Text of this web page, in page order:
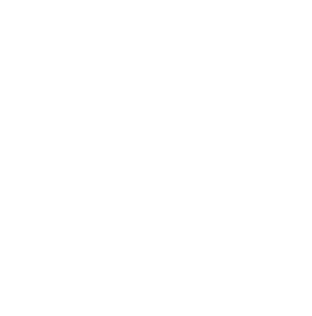
Esto son los
entradas del
de Madrid de